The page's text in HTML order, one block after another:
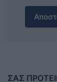
ΣΑΣ